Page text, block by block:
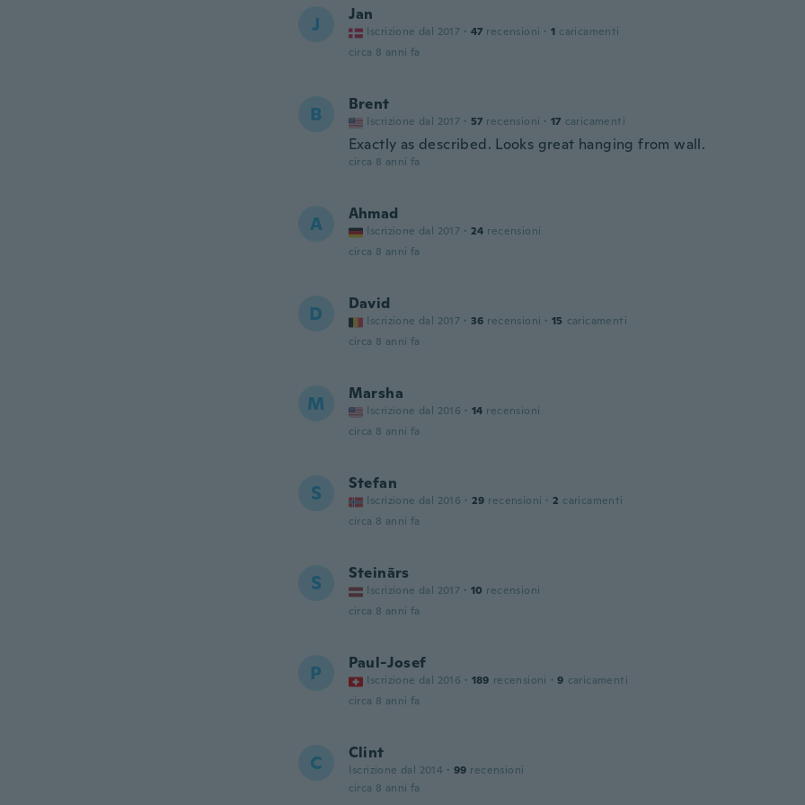
J Jan
Iscrizione dal 2017 · 47 recensioni · 1 caricamenti
circa 8 anni fa
B Brent
Iscrizione dal 2017 · 57 recensioni · 17 caricamenti
Exactly as described. Looks great hanging from wall.
circa 8 anni fa
A Ahmad
Iscrizione dal 2017 · 24 recensioni
circa 8 anni fa
D David
Iscrizione dal 2017 · 36 recensioni · 15 caricamenti
circa 8 anni fa
M Marsha
Iscrizione dal 2016 · 14 recensioni
circa 8 anni fa
S Stefan
Iscrizione dal 2016 · 29 recensioni · 2 caricamenti
circa 8 anni fa
S Steinārs
Iscrizione dal 2017 · 10 recensioni
circa 8 anni fa
P Paul-Josef
Iscrizione dal 2016 · 189 recensioni · 9 caricamenti
circa 8 anni fa
C Clint
Iscrizione dal 2014 · 99 recensioni
circa 8 anni fa